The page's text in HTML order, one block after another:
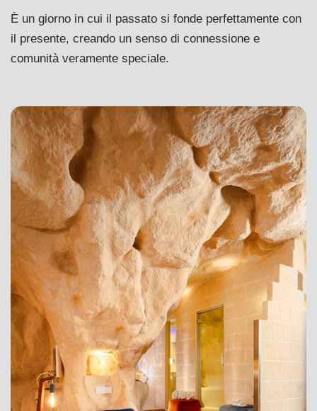
È un giorno in cui il passato si fonde perfettamente con
il presente, creando un senso di connessione e
comunità veramente speciale.